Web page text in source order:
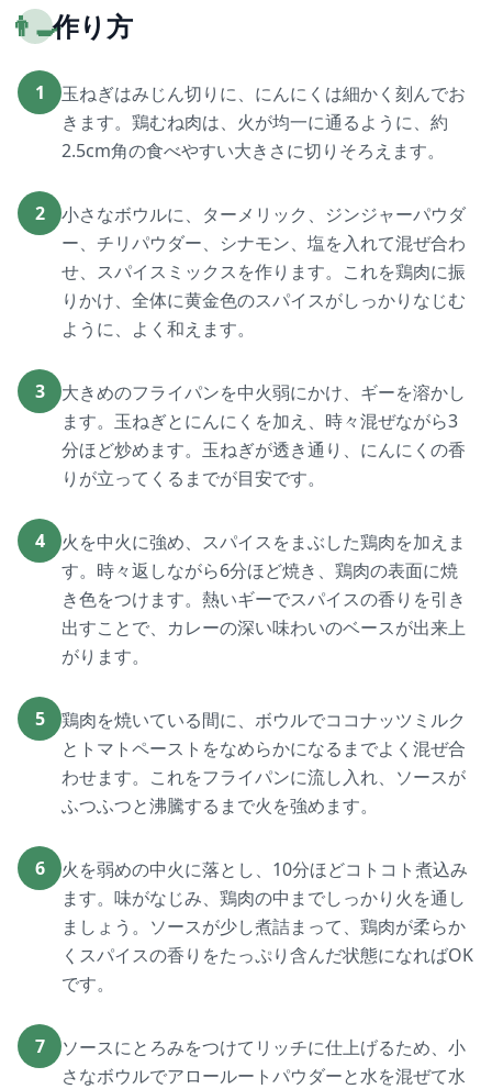
👨‍🍳作り方
1
玉ねぎはみじん切りに、にんにくは細かく刻んでお
きます。鶏むね肉は、火が均一に通るように、約
2.5cm角の食べやすい大きさに切りそろえます。
2
小さなボウルに、ターメリック、ジンジャーパウダ
ー、チリパウダー、シナモン、塩を入れて混ぜ合わ
せ、スパイスミックスを作ります。これを鶏肉に振
りかけ、全体に黄金色のスパイスがしっかりなじむ
ように、よく和えます。
3
大きめのフライパンを中火弱にかけ、ギーを溶かし
ます。玉ねぎとにんにくを加え、時々混ぜながら3
分ほど炒めます。玉ねぎが透き通り、にんにくの香
りが立ってくるまでが目安です。
4
火を中火に強め、スパイスをまぶした鶏肉を加えま
す。時々返しながら6分ほど焼き、鶏肉の表面に焼
き色をつけます。熱いギーでスパイスの香りを引き
出すことで、カレーの深い味わいのベースが出来上
がります。
5
鶏肉を焼いている間に、ボウルでココナッツミルク
とトマトペーストをなめらかになるまでよく混ぜ合
わせます。これをフライパンに流し入れ、ソースが
ふつふつと沸騰するまで火を強めます。
6
火を弱めの中火に落とし、10分ほどコトコト煮込み
ます。味がなじみ、鶏肉の中までしっかり火を通し
ましょう。ソースが少し煮詰まって、鶏肉が柔らか
くスパイスの香りをたっぷり含んだ状態になればOK
です。
7
ソースにとろみをつけてリッチに仕上げるため、小
さなボウルでアロールートパウダーと水を混ぜて水